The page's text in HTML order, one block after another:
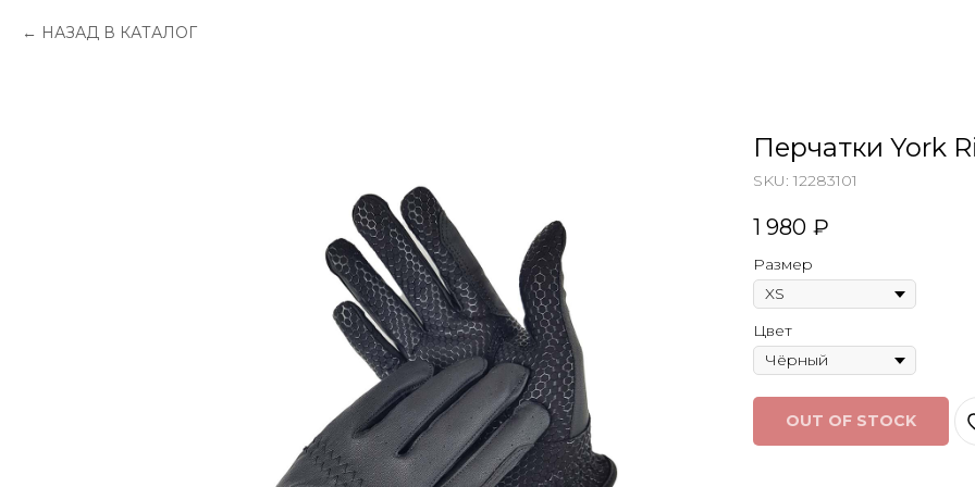
НАЗАД В КАТАЛОГ
Перчатки York
SKU: 12283101
1 980 ₽
Размер
Цвет
OUT OF STOCK